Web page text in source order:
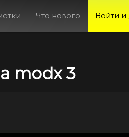
Что нового Войти и
modx 3